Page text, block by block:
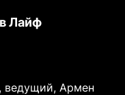
Лайф
ведущий, Армен